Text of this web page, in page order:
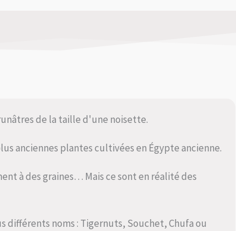
de la taille d'une noisette.
anciennes plantes cultivées en Égypte ancienne.
à des graines… Mais ce sont en réalité des
différents noms : Tigernuts, Souchet, Chufa ou